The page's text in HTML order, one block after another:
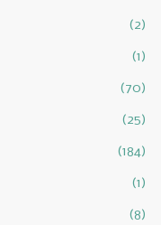
(2)
(1)
(70)
(25)
(184)
(1)
(8)